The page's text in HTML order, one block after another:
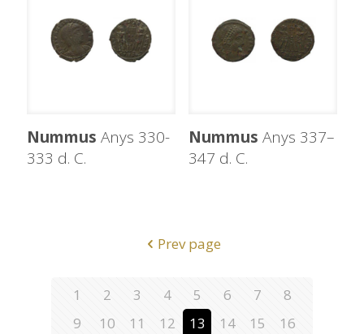
Nummus Anys 330-
333 d. C.
Nummus Anys 337–
347 d. C.
Prev page
1 2 3 4 5 6 7
8
9
10 11 12 13 14 15
16